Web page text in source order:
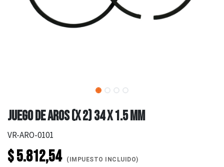
JUEGO DE AROS (X 2) 34 X 1.5 MM
VR-ARO-0101
$5.812,54 (IMPUESTO INCLUIDO)